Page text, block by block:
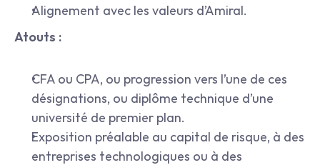
Alignement avec les valeurs d’Amiral.
Atouts :
CFA ou CPA, ou progression vers l’une de ces
désignations, ou diplôme technique d’une
université de premier plan.
Exposition préalable au capital de risque, à des
entreprises technologiques ou à des